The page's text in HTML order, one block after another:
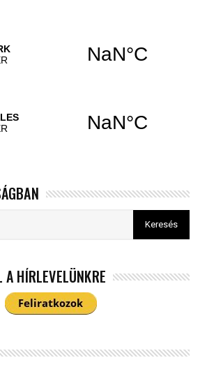
A HÍRLEVELÜNKRE